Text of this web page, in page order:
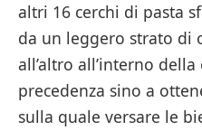
altri 16 cerchi di pasta
da un leggero strato di
all’altro all’interno
precedenza sino a
sulla quale versare le